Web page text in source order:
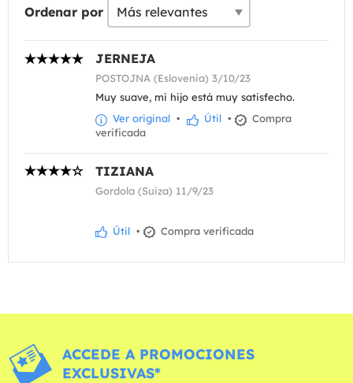
Ordenar por
JERNEJA
POSTOJNA (Eslovenia) 3/10/23
Muy suave, mi hijo está muy satisfecho.
Ver original • Útil •
Compra
verificada
TIZIANA
Gordola (Suiza) 11/9/23
Útil • Compra verificada
ACCEDE A PROMOCIONES
EXCLUSIVAS*